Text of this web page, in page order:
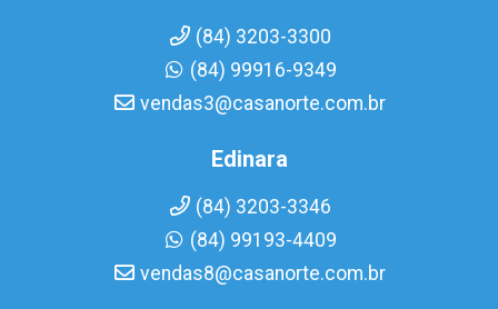
(84) 3203-3300
(84) 99916-9349
vendas3@casanorte.com.br
Edinara
(84) 3203-3346
(84) 99193-4409
vendas8@casanorte.com.br